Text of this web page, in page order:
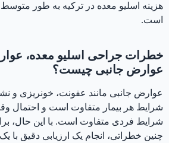
است.
خطرات جراحی اسلیو معده،
عوارض جانبی چیست؟
عوارض جانبی مانند عفونت، خونریزی
شرایط هر بیمار متفاوت است و احتمال
شرایط فردی متفاوت است. با این حال،
چنین خطراتی، انجام یک ارزیابی دقیق با